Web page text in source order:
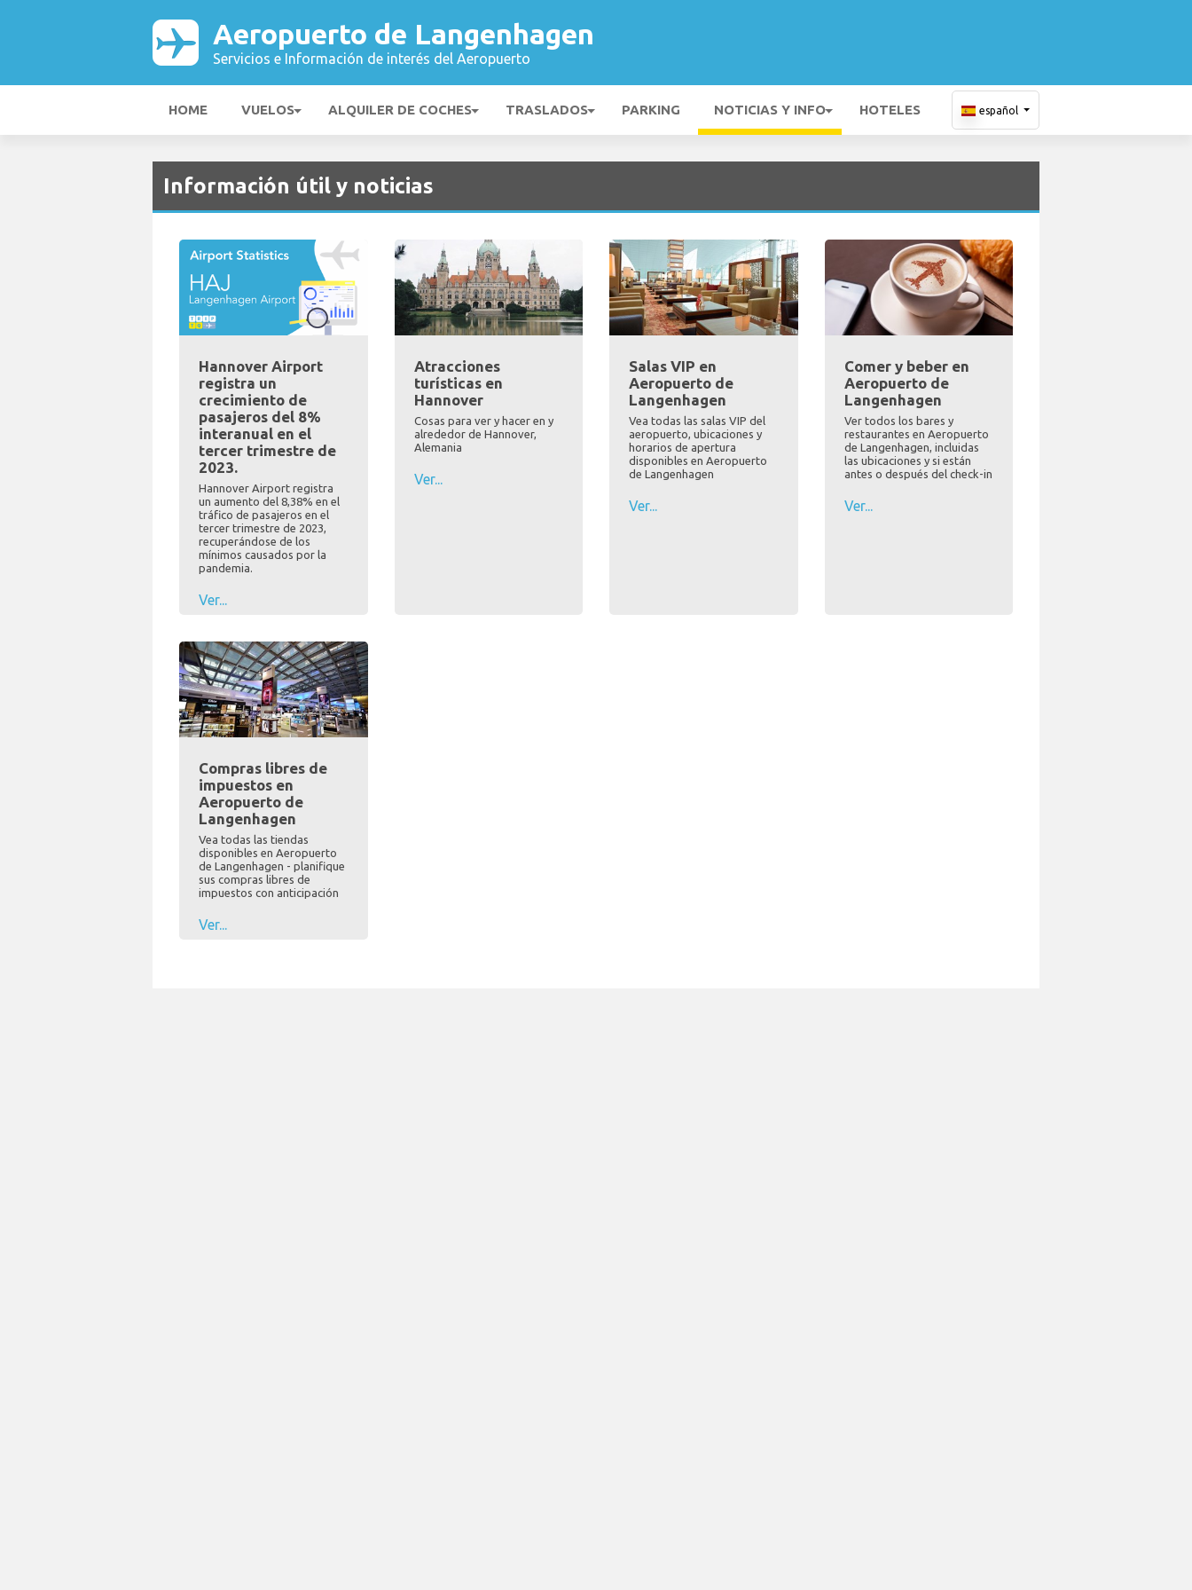
Aeropuerto de Langenhagen
Servicios e Información de interés del Aeropuerto
HOME VUELOS ALQUILER DE COCHES TRASLADOS PARKING NOTICIAS Y INFO HOTELES español
Información útil y noticias
Hannover Airport
registra un
crecimiento de
pasajeros del 8%
interanual en el
tercer trimestre de
2023.
Hannover Airport registra
un aumento del 8,38% en el
tráfico de pasajeros en el
tercer trimestre de 2023,
recuperándose de los
mínimos causados por la
pandemia.
Ver...
Atracciones
turísticas en
Hannover
Cosas para ver y hacer en y
alrededor de Hannover,
Alemania
Ver...
Salas VIP en
Aeropuerto de
Langenhagen
Vea todas las salas VIP del
aeropuerto, ubicaciones y
horarios de apertura
disponibles en Aeropuerto
de Langenhagen
Ver...
Comer y beber en
Aeropuerto de
Langenhagen
Ver todos los bares y
restaurantes en Aeropuerto
de Langenhagen, incluidas
las ubicaciones y si están
antes o después del check-in
Ver...
Compras libres de
impuestos en
Aeropuerto de
Langenhagen
Vea todas las tiendas
disponibles en Aeropuerto
de Langenhagen - planifique
sus compras libres de
impuestos con anticipación
Ver...